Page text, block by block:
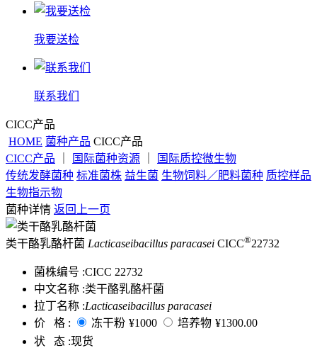
我要送检
联系我们
CICC产品
HOME 菌种产品 CICC产品
CICC产品
国际菌种资源
国际质控微生物
传统发酵菌种 标准菌株 益生菌 生物饲料／肥料菌种 质控样品
生物指示物
菌种详情 返回上一页
类干酪乳酪杆菌 Lacticaseibacillus paracasei CICC®22732
菌株编号 :CICC 22732
中文名称 :类干酪乳酪杆菌
拉丁名称 :Lacticaseibacillus paracasei
价 格 :
冻干粉 ¥1000 培养物 ¥1300.00
状 态 :现货